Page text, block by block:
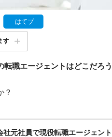
はてブ
す
転職エージェントはどこだろう
？
社元社員で現役転職エージェント